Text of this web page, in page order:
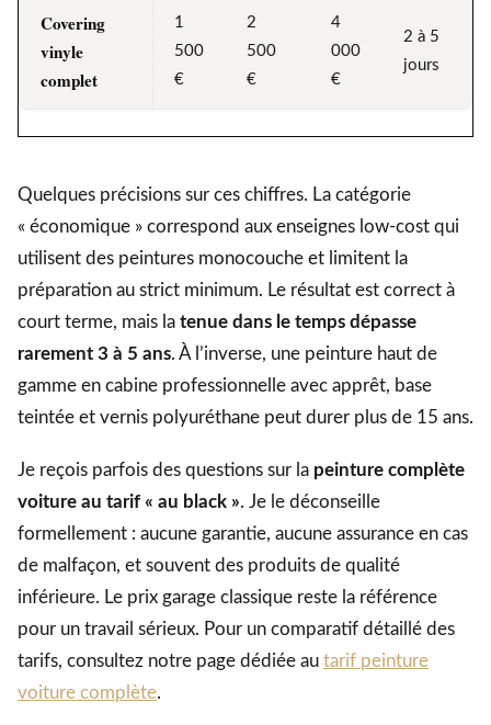
Covering
vinyle
complet
1
500
€
2
500
€
4
000
€
2 à 5
jours
Quelques précisions sur ces chiffres. La catégorie
« économique » correspond aux enseignes low-cost qui
utilisent des peintures monocouche et limitent la
préparation au strict minimum. Le résultat est correct à
court terme, mais la tenue dans le temps dépasse
rarement 3 à 5 ans. À l’inverse, une peinture haut de
gamme en cabine professionnelle avec apprêt, base
teintée et vernis polyuréthane peut durer plus de 15 ans.
Je reçois parfois des questions sur la peinture complète
voiture au tarif « au black ». Je le déconseille
formellement : aucune garantie, aucune assurance en cas
de malfaçon, et souvent des produits de qualité
inférieure. Le prix garage classique reste la référence
pour un travail sérieux. Pour un comparatif détaillé des
tarifs, consultez notre page dédiée au tarif peinture
voiture complète.